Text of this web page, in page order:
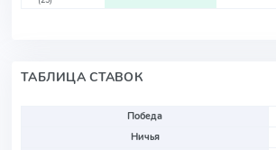
ТАБЛИЦА СТАВОК
Победа
Ничья